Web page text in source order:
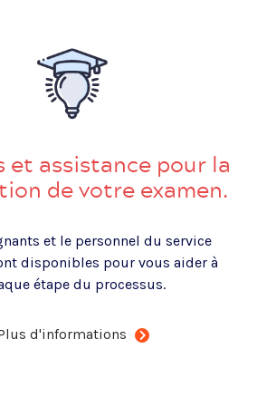
et assistance pour la
de votre examen.
et le personnel du service
disponibles pour vous aider à
étape du processus.
d'informations